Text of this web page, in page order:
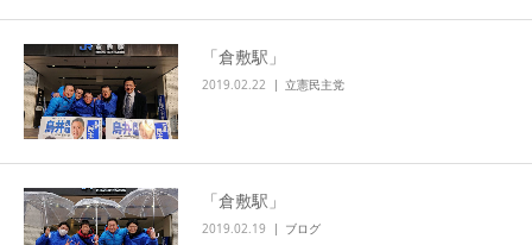
「倉敷駅」
2019.02.22 立憲民主党
「倉敷駅」
2019.02.19 ブログ